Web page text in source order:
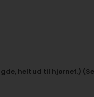
helt ud til hjørnet.) (Se